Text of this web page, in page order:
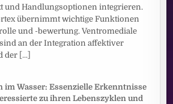
und Handlungsoptionen integrieren.
übernimmt wichtige Funktionen
und -bewertung. Ventromediale
an der Integration affektiver
der [...]
Wasser: Essenzielle Erkenntnisse
zu ihren Lebenszyklen und